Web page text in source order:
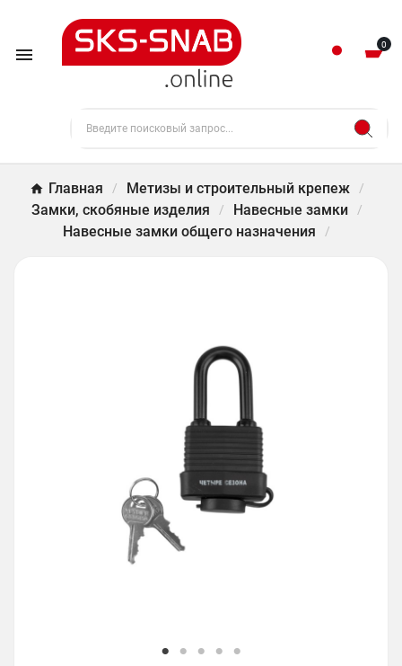
 0
Главная
Метизы и строительный крепеж
Замки, скобяные изделия
Навесные замки
Навесные замки общего назначения